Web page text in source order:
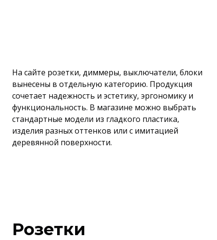
На сайте розетки, диммеры, выключатели, блоки
вынесены в отдельную категорию. Продукция
сочетает надежность и эстетику, эргономику и
функциональность. В магазине можно выбрать
стандартные модели из гладкого пластика,
изделия разных оттенков или с имитацией
деревянной поверхности.
Розетки